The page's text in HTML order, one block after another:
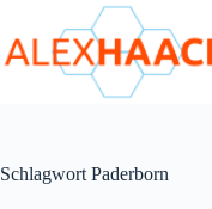
springen
Schlagwort Paderborn